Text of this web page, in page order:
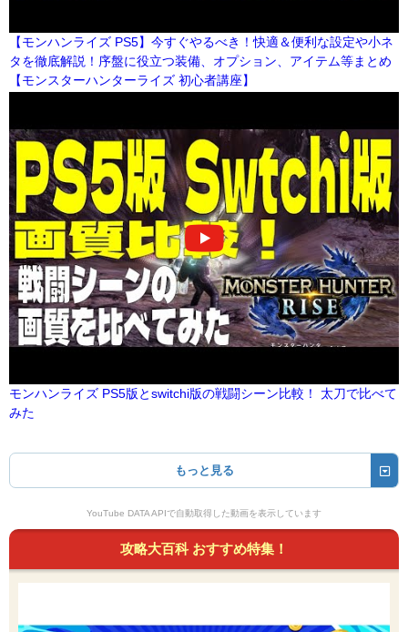
【モンハンライズ PS5】今すぐやるべき！快適＆便利な設定や小ネ
タを徹底解説！序盤に役立つ装備、オプション、アイテム等まとめ
【モンスターハンターライズ 初心者講座】
モンハンライズ PS5版とswitchi版の戦闘シーン比較！ 太刀で比べて
みた
もっと見る
YouTube DATA APIで自動取得した動画を表示しています
攻略大百科 おすすめ特集！